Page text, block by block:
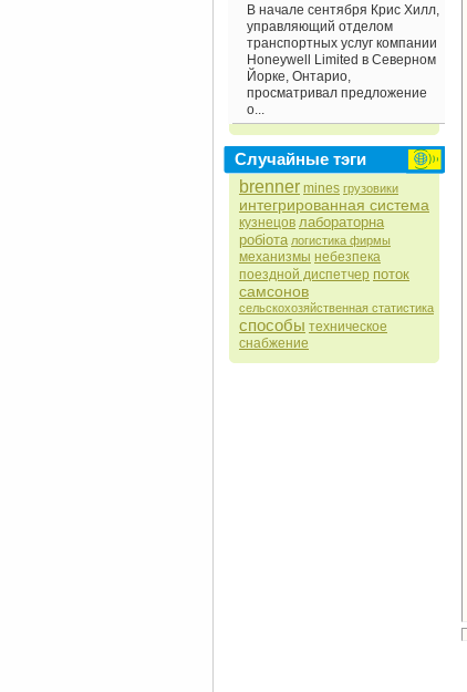
В начале сентября Крис Хилл,
управляющий отделом
транспортных услуг компании
Honeywell Limited в Северном
Йорке, Онтарио,
просматривал предложение
о...
Случайные тэги
brenner mines грузовики
интегрированная система
кузнецов лабораторна
робіота логистика фирмы
механизмы небезпека
поездной диспетчер поток
самсонов
сельскохозяйственная статистика
способы техническое
снабжение